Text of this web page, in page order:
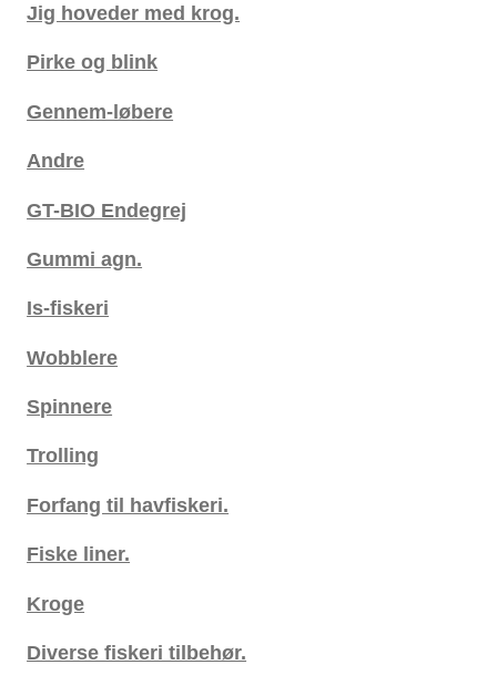
Jig hoveder med krog.
Pirke og blink
Gennem-løbere
Andre
GT-BIO Endegrej
Gummi agn.
Is-fiskeri
Wobblere
Spinnere
Trolling
Forfang til havfiskeri.
Fiske liner.
Kroge
Diverse fiskeri tilbehør.